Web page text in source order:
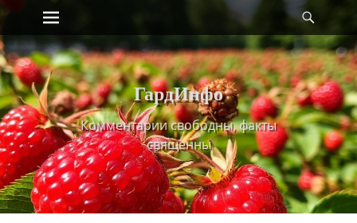
Skip
content
Primary Menu
ГардИнфо
Комментарии свободны, факты
священны